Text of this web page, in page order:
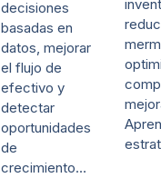
decisiones
basadas en
datos, mejorar
el flujo de
efectivo y
detectar
oportunidades
de
crecimiento…